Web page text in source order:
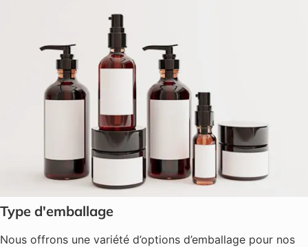
Type d'emballage
Nous offrons une variété d’options d’emballage pour nos